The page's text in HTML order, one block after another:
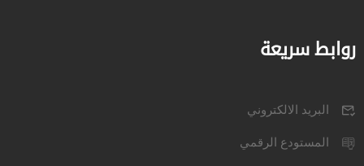
روابط سريعة
البريد الالكتروني
المستودع الرقمي